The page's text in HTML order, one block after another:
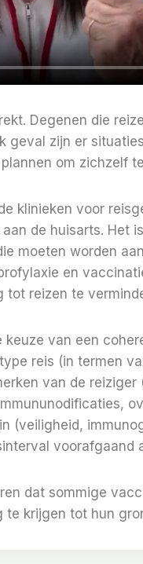
Degenen die
geval zijn er
om zichzelf
klinieken voor
de huisarts. Het
moeten worden
en
tot reizen te
keuze van een
reis (in termen
van de
(veiligheid,
voorafgaand
dat sommige
krijgen tot hun